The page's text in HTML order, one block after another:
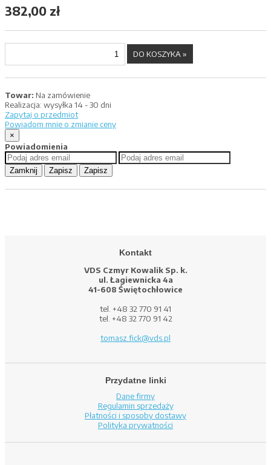
382,00 zł
Towar: Na zamówienie
Realizacja: wysyłka 14 - 30 dni
Zapytaj o przedmiot
Powiadom mnie o zmianie ceny
×
Powiadomienia
Zamknij Zapisz Zapisz
Kontakt
VDS Czmyr Kowalik Sp. k.
ul. Łagiewnicka 4a
41-608 Świętochłowice
tel. +48 32 770 91 41
tel. +48 32 770 91 42
tomasz.fick@vds.pl
Przydatne linki
Dane firmy
Regulamin sprzedaży
Płatności i sposoby dostawy
Polityka prywatności